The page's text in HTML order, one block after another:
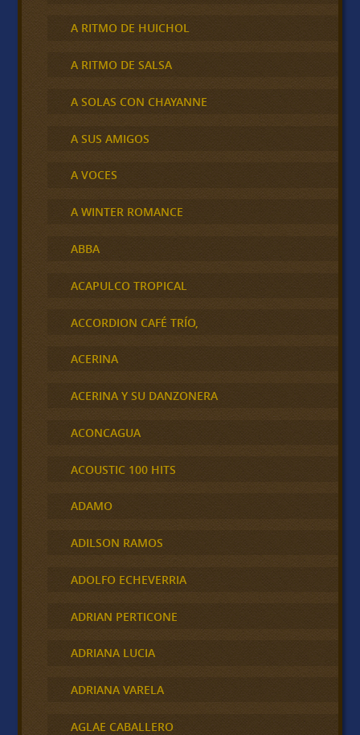
A RITMO DE HUICHOL
A RITMO DE SALSA
A SOLAS CON CHAYANNE
A SUS AMIGOS
A VOCES
A WINTER ROMANCE
ABBA
ACAPULCO TROPICAL
ACCORDION CAFÉ TRÍO,
ACERINA
ACERINA Y SU DANZONERA
ACONCAGUA
ACOUSTIC 100 HITS
ADAMO
ADILSON RAMOS
ADOLFO ECHEVERRIA
ADRIAN PERTICONE
ADRIANA LUCIA
ADRIANA VARELA
AGLAE CABALLERO